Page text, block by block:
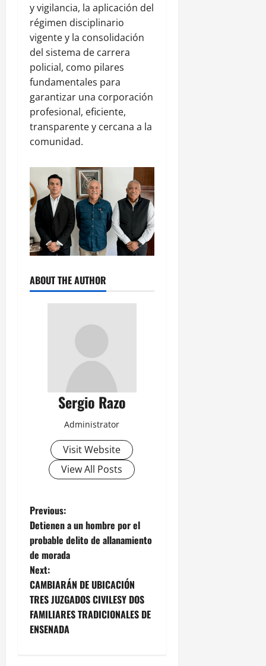
y vigilancia, la aplicación del
régimen disciplinario
vigente y la consolidación
del sistema de carrera
policial, como pilares
fundamentales para
garantizar una corporación
profesional, eficiente,
transparente y cercana a la
comunidad.
ABOUT THE AUTHOR
Sergio Razo
Administrator
Visit Website
View All Posts
P
o
s
t
n
a
Previous:
Detienen a un hombre por el
probable delito de allanamiento
de morada
Next:
CAMBIARÁN DE UBICACIÓN
TRES JUZGADOS CIVILESY DOS
FAMILIARES TRADICIONALES DE
ENSENADA